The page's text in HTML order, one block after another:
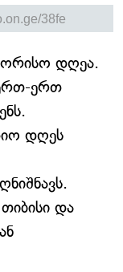
დღეა.
ერთ
დღეს
და